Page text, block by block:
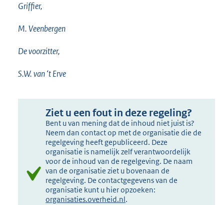
Griffier,
M. Veenbergen
De voorzitter,
S.W. van ‘t Erve
Ziet u een fout in deze regeling?
Bent u van mening dat de inhoud niet juist is?
Neem dan contact op met de organisatie die de
regelgeving heeft gepubliceerd. Deze
organisatie is namelijk zelf verantwoordelijk
voor de inhoud van de regelgeving. De naam
van de organisatie ziet u bovenaan de
regelgeving. De contactgegevens van de
organisatie kunt u hier opzoeken:
organisaties.overheid.nl.